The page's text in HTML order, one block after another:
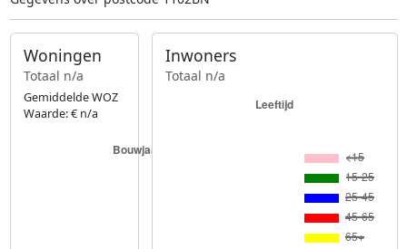
Woningen
Totaal n/a
Gemiddelde WOZ
Waarde: € n/a
Inwoners
Totaal n/a